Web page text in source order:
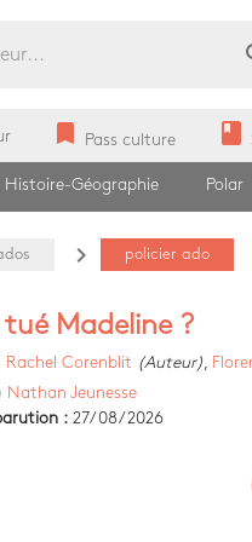
bookmark Pass culture book
Histoire-Géographie Polar
navigate_next policier ado
Madeline ?
Rachel Corenblit (Auteur)
Nathan Jeunesse
: 27/08/2026